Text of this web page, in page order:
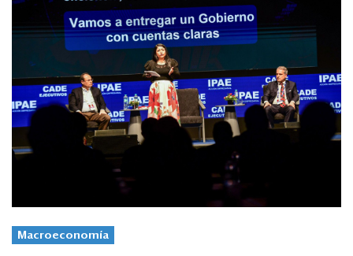
Macroeconomía